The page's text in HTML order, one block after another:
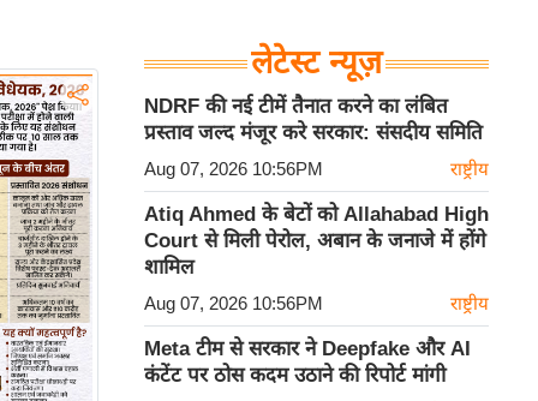
लेटेस्ट न्यूज़
NDRF की नई टीमें तैनात करने का लंबित
प्रस्ताव जल्द मंजूर करे सरकार: संसदीय समिति
Aug 07, 2026 10:56PM राष्ट्रीय
Atiq Ahmed के बेटों को Allahabad High
Court से मिली पेरोल, अबान के जनाजे में होंगे
शामिल
Aug 07, 2026 10:56PM राष्ट्रीय
Meta टीम से सरकार ने Deepfake और AI
कंटेंट पर ठोस कदम उठाने की रिपोर्ट मांगी